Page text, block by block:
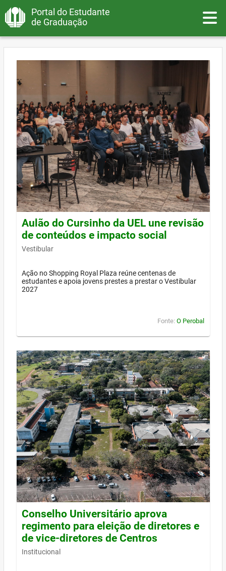
Portal do Estudante
de Graduação
Aulão do Cursinho da UEL une revisão
de conteúdos e impacto social
Vestibular
Ação no Shopping Royal Plaza reúne centenas de
estudantes e apoia jovens prestes a prestar o Vestibular
2027
Fonte: O Perobal
Conselho Universitário aprova
regimento para eleição de diretores e
de vice-diretores de Centros
Institucional